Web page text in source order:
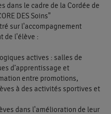
dans le cadre de la Cordée de
DES Soins"
sur l'accompagnement
de l'élève :
actives : salles de
d’apprentissage et
entre promotions,
à des activités sportives et
dans l'amélioration de leur